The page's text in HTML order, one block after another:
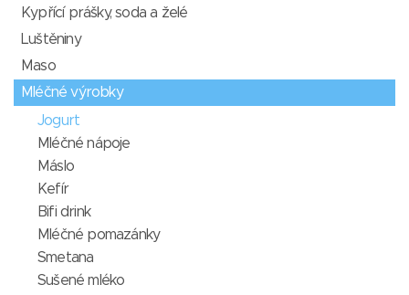
Kypřící prášky, soda a želé
Luštěniny
Maso
Mléčné výrobky
Jogurt
Mléčné nápoje
Máslo
Kefír
Bifi drink
Mléčné pomazánky
Smetana
Sušené mléko